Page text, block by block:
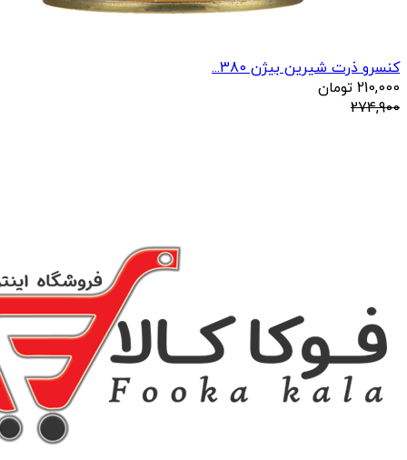
کنسرو ذرت شیرین بیژن 380...
210,000 تومان
274,900